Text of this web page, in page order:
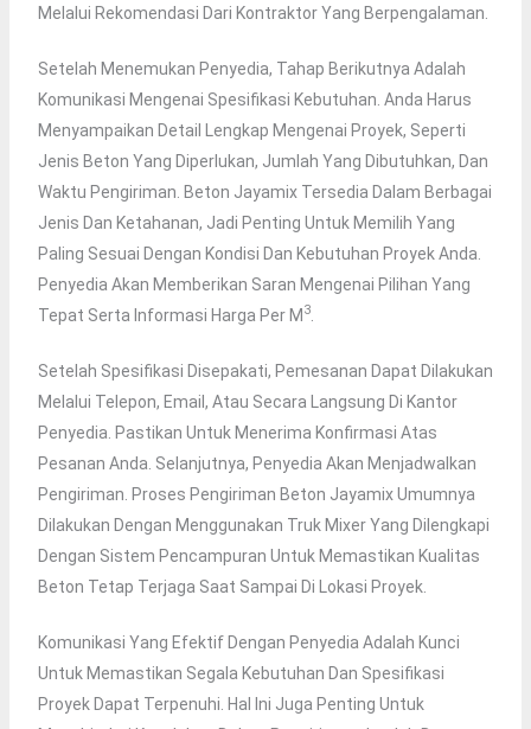
Melalui Rekomendasi Dari Kontraktor Yang Berpengalaman.
Setelah Menemukan Penyedia, Tahap Berikutnya Adalah
Komunikasi Mengenai Spesifikasi Kebutuhan. Anda Harus
Menyampaikan Detail Lengkap Mengenai Proyek, Seperti
Jenis Beton Yang Diperlukan, Jumlah Yang Dibutuhkan, Dan
Waktu Pengiriman. Beton Jayamix Tersedia Dalam Berbagai
Jenis Dan Ketahanan, Jadi Penting Untuk Memilih Yang
Paling Sesuai Dengan Kondisi Dan Kebutuhan Proyek Anda.
Penyedia Akan Memberikan Saran Mengenai Pilihan Yang
Tepat Serta Informasi Harga Per M3.
Setelah Spesifikasi Disepakati, Pemesanan Dapat Dilakukan
Melalui Telepon, Email, Atau Secara Langsung Di Kantor
Penyedia. Pastikan Untuk Menerima Konfirmasi Atas
Pesanan Anda. Selanjutnya, Penyedia Akan Menjadwalkan
Pengiriman. Proses Pengiriman Beton Jayamix Umumnya
Dilakukan Dengan Menggunakan Truk Mixer Yang Dilengkapi
Dengan Sistem Pencampuran Untuk Memastikan Kualitas
Beton Tetap Terjaga Saat Sampai Di Lokasi Proyek.
Komunikasi Yang Efektif Dengan Penyedia Adalah Kunci
Untuk Memastikan Segala Kebutuhan Dan Spesifikasi
Proyek Dapat Terpenuhi. Hal Ini Juga Penting Untuk